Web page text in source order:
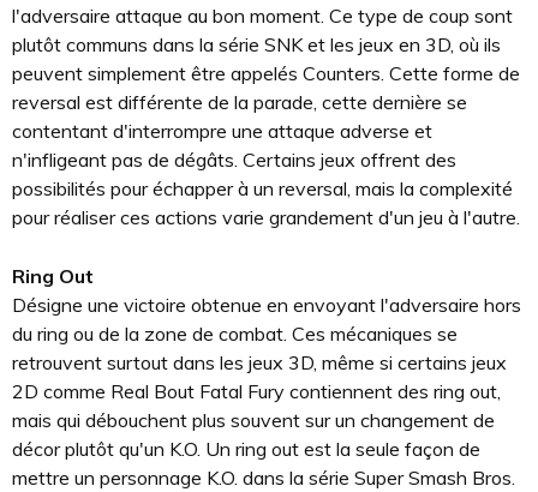
l'adversaire attaque au bon moment. Ce type de coup sont
plutôt communs dans la série SNK et les jeux en 3D, où ils
peuvent simplement être appelés Counters. Cette forme de
reversal est différente de la parade, cette dernière se
contentant d'interrompre une attaque adverse et
n'infligeant pas de dégâts. Certains jeux offrent des
possibilités pour échapper à un reversal, mais la complexité
pour réaliser ces actions varie grandement d'un jeu à l'autre.
Ring Out
Désigne une victoire obtenue en envoyant l'adversaire hors
du ring ou de la zone de combat. Ces mécaniques se
retrouvent surtout dans les jeux 3D, même si certains jeux
2D comme Real Bout Fatal Fury contiennent des ring out,
mais qui débouchent plus souvent sur un changement de
décor plutôt qu'un K.O. Un ring out est la seule façon de
mettre un personnage K.O. dans la série Super Smash Bros.